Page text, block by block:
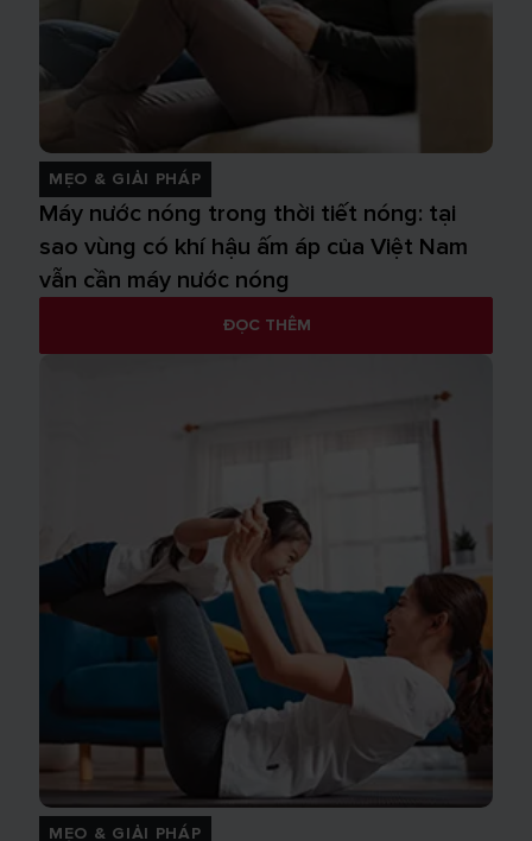
MẸO & GIẢI PHÁP
Máy nước nóng trong thời tiết nóng: tại
sao vùng có khí hậu ấm áp của Việt Nam
vẫn cần máy nước nóng
ĐỌC THÊM
MẸO & GIẢI PHÁP